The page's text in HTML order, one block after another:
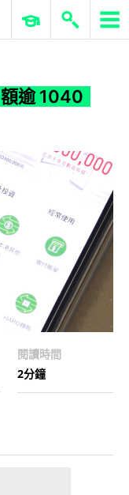
ERP 與商業 AI
逾 1040
閱讀時間
2分鐘